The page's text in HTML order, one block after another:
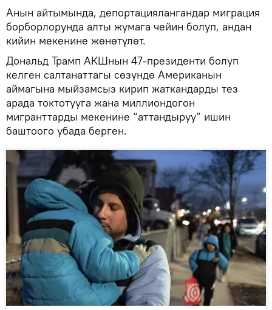
Анын айтымында, депортациялангандар миграция
борборлорунда алты жумага чейин болуп, андан
кийин мекенине жөнөтүлөт.
Дональд Трамп АКШнын 47-президенти болуп
келген салтанаттагы сөзүндө Американын
аймагына мыйзамсыз кирип жаткандарды тез
арада токтотууга жана миллиондогон
мигранттарды мекенине “аттандыруу” ишин
баштоого убада берген.